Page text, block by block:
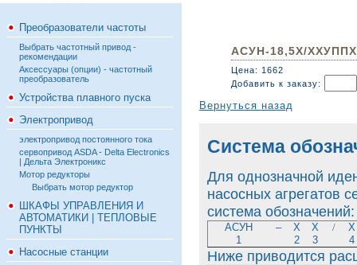
Преобразователи частоты
Выбрать частотный привод -
рекомендации
Аксессуары (опции) - частотный
преобразователь
Устройства плавного пуска
Электропривод
электропривод постоянного тока
сервопривод ASDA - Delta Electronics
| Дельта Электроникс
Мотор редукторы
Выбрать мотор редуктор
ШКАФЫ УПРАВЛЕНИЯ И
АВТОМАТИКИ | ТЕПЛОВЫЕ
ПУНКТЫ
Насосные станции
АСУН-18,5Х/
Цена: 1662
Добавить к заказу:
Вернуться назад
Система
Для однозначной
насосных агрегатов
система обозначений:
АСУН – Х Х /
Х
1
2 3 4
Ниже приводится